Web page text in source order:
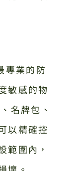
專業的防
敏感的物
名牌包、
以精確控
範圍內，